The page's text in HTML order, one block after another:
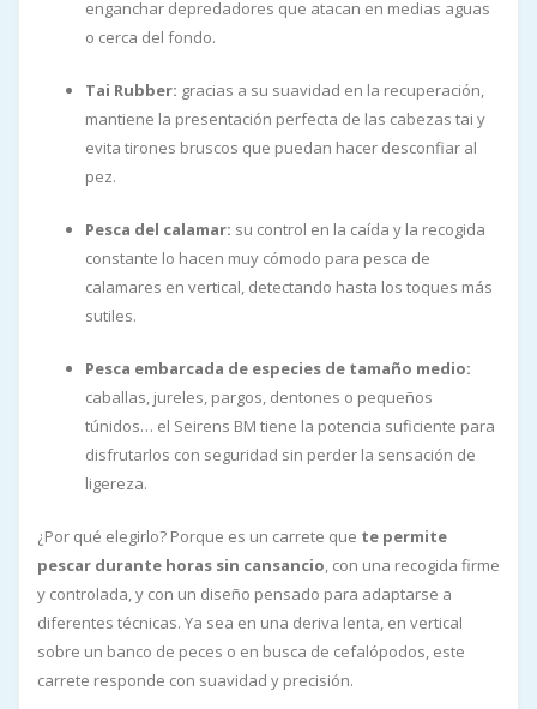
enganchar depredadores que atacan en medias aguas
o cerca del fondo.
Tai Rubber: gracias a su suavidad en la recuperación,
mantiene la presentación perfecta de las cabezas tai y
evita tirones bruscos que puedan hacer desconfiar al
pez.
Pesca del calamar: su control en la caída y la recogida
constante lo hacen muy cómodo para pesca de
calamares en vertical, detectando hasta los toques más
sutiles.
Pesca embarcada de especies de tamaño medio:
caballas, jureles, pargos, dentones o pequeños
túnidos… el Seirens BM tiene la potencia suficiente para
disfrutarlos con seguridad sin perder la sensación de
ligereza.
¿Por qué elegirlo? Porque es un carrete que te permite
pescar durante horas sin cansancio, con una recogida firme
y controlada, y con un diseño pensado para adaptarse a
diferentes técnicas. Ya sea en una deriva lenta, en vertical
sobre un banco de peces o en busca de cefalópodos, este
carrete responde con suavidad y precisión.